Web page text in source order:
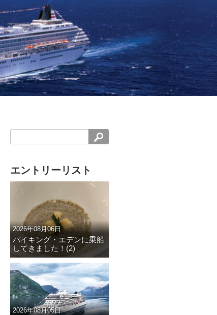
エントリーリスト
2026年08月06日
バイキング・エデンに乗船
してきました！(2)
2026年08月05日